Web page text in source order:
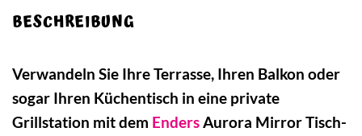
BESCHREIBUNG
Verwandeln Sie Ihre Terrasse, Ihren Balkon oder
sogar Ihren Küchentisch in eine private
Grillstation mit dem EndersAurora Mirror Tisch-